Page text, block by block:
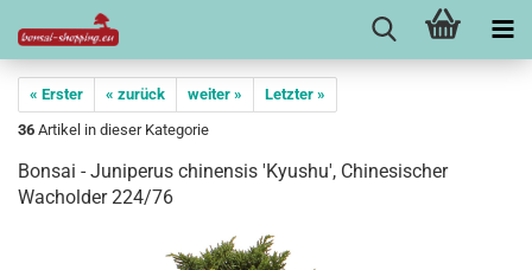
« Erster « zurück weiter »
Letzter »
36 Artikel in dieser Kategorie
Bonsai - Juniperus chinensis 'Kyushu', Chinesischer
Wacholder 224/76